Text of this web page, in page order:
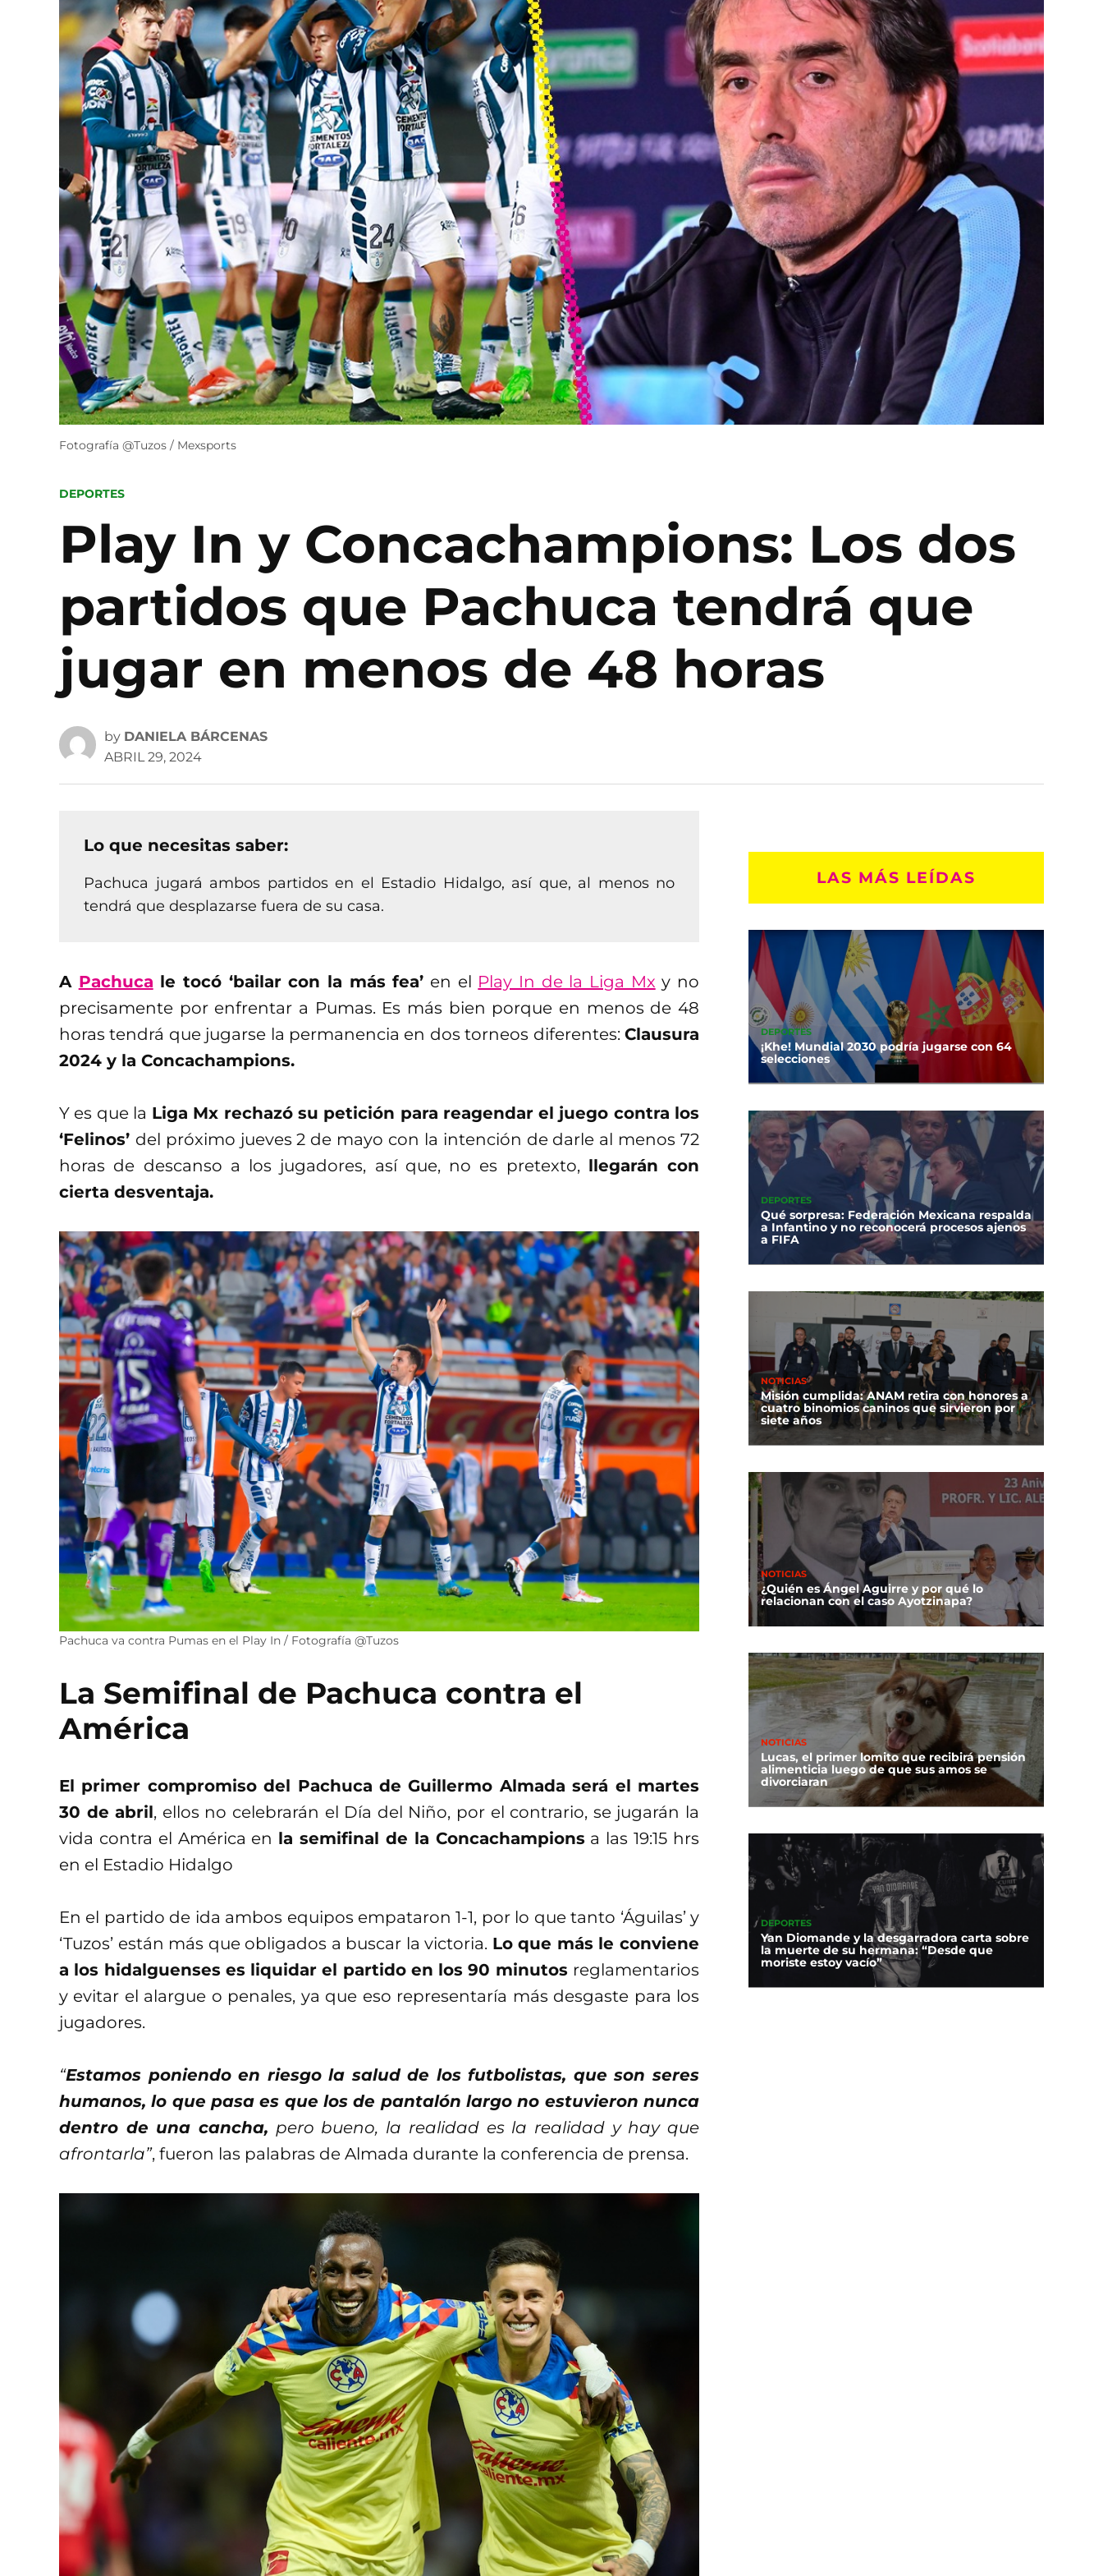
Fotografía @Tuzos / Mexsports
POSTED
DEPORTES
Play In y Concachampions: Los dos
partidos que Pachuca tendrá que
jugar en menos de 48 horas
by DANIELA BÁRCENAS
ABRIL 29, 2024
Lo que necesitas saber:
Pachuca jugará ambos partidos en el Estadio Hidalgo, así que, al menos no
tendrá que desplazarse fuera de su casa.
A Pachuca le tocó ‘bailar con la más fea’ en el Play In de la Liga Mx y no
precisamente por enfrentar a Pumas. Es más bien porque en menos de 48
horas tendrá que jugarse la permanencia en dos torneos diferentes: Clausura
2024 y la Concachampions.
Y es que la Liga Mx rechazó su petición para reagendar el juego contra los
‘Felinos’ del próximo jueves 2 de mayo con la intención de darle al menos 72
horas de descanso a los jugadores, así que, no es pretexto, llegarán con
cierta desventaja.
Pachuca va contra Pumas en el Play In / Fotografía @Tuzos
La Semifinal de Pachuca contra el
América
El primer compromiso del Pachuca de Guillermo Almada será el martes
30 de abril, ellos no celebrarán el Día del Niño, por el contrario, se jugarán la
vida contra el América en la semifinal de la Concachampionsa las 19:15 hrs
en el Estadio Hidalgo
En el partido de ida ambos equipos empataron 1-1, por lo que tanto ‘Águilas’ y
‘Tuzos’ están más que obligados a buscar la victoria. Lo que más le conviene
a los hidalguenses es liquidar el partido en los 90 minutos reglamentarios
y evitar el alargue o penales, ya que eso representaría más desgaste para los
jugadores.
“Estamos poniendo en riesgo la salud de los futbolistas, que son seres
humanos, lo que pasa es que los de pantalón largo no estuvieron nunca
dentro de una cancha, pero bueno, la realidad es la realidad y hay que
afrontarla”, fueron las palabras de Almada durante la conferencia de prensa.
LAS MÁS LEÍDAS
DEPORTES
¡Khe! Mundial 2030 podría jugarse con 64
selecciones
DEPORTES
Qué sorpresa: Federación Mexicana respalda
a Infantino y no reconocerá procesos ajenos
a FIFA
NOTICIAS
Misión cumplida: ANAM retira con honores a
cuatro binomios caninos que sirvieron por
siete años
NOTICIAS
¿Quién es Ángel Aguirre y por qué lo
relacionan con el caso Ayotzinapa?
NOTICIAS
Lucas, el primer lomito que recibirá pensión
alimenticia luego de que sus amos se
divorciaran
DEPORTES
Yan Diomande y la desgarradora carta sobre
la muerte de su hermana: “Desde que
moriste estoy vacío”